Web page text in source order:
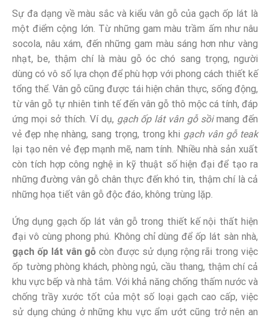
Sự đa dạng về màu sắc và kiểu vân gỗ của gạch ốp lát là
một điểm cộng lớn. Từ những gam màu trầm ấm như nâu
socola, nâu xám, đến những gam màu sáng hơn như vàng
nhạt, be, thậm chí là màu gỗ óc chó sang trọng, người
dùng có vô số lựa chọn để phù hợp với phong cách thiết kế
tổng thể. Vân gỗ cũng được tái hiện chân thực, sống động,
từ vân gỗ tự nhiên tinh tế đến vân gỗ thô mộc cá tính, đáp
ứng mọi sở thích. Ví dụ, gạch ốp lát vân gỗ sồimang đến
vẻ đẹp nhẹ nhàng, sang trọng, trong khi gạch vân gỗ teak
lại tạo nên vẻ đẹp mạnh mẽ, nam tính. Nhiều nhà sản xuất
còn tích hợp công nghệ in kỹ thuật số hiện đại để tạo ra
những đường vân gỗ chân thực đến khó tin, thậm chí là cả
những họa tiết vân gỗ độc đáo, không trùng lặp.
Ứng dụng gạch ốp lát vân gỗ trong thiết kế nội thất hiện
đại vô cùng phong phú. Không chỉ dùng để ốp lát sàn nhà,
gạch ốp lát vân gỗ còn được sử dụng rộng rãi trong việc
ốp tường phòng khách, phòng ngủ, cầu thang, thậm chí cả
khu vực bếp và nhà tắm. Với khả năng chống thấm nước và
chống trầy xước tốt của một số loại gạch cao cấp, việc
sử dụng chúng ở những khu vực ẩm ướt cũng trở nên an